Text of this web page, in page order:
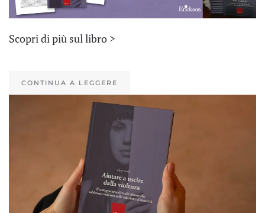
Scopri di più sul libro >
CONTINUA A LEGGERE